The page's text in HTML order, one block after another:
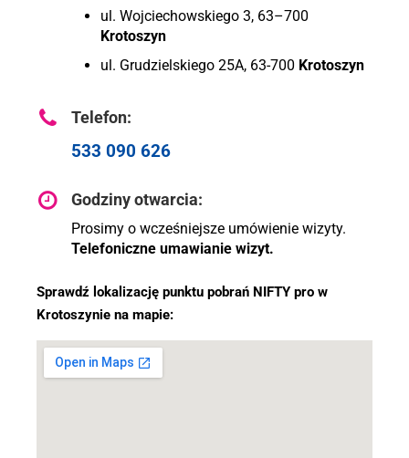
ul. Wojciechowskiego 3, 63–700
Krotoszyn
ul. Grudzielskiego 25A, 63-700 Krotoszyn
Telefon:
533 090 626
Godziny otwarcia:
Prosimy o wcześniejsze umówienie wizyty.
Telefoniczne umawianie wizyt.
Sprawdź lokalizację punktu pobrań NIFTY pro w
Krotoszynie na mapie: